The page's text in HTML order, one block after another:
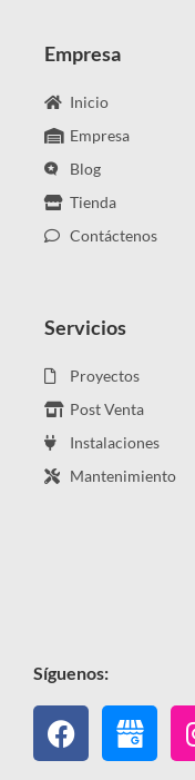
Empresa
Inicio
Empresa
Blog
Tienda
Contáctenos
Servicios
Proyectos
Post Venta
Instalaciones
Mantenimiento
Síguenos:
Facebook